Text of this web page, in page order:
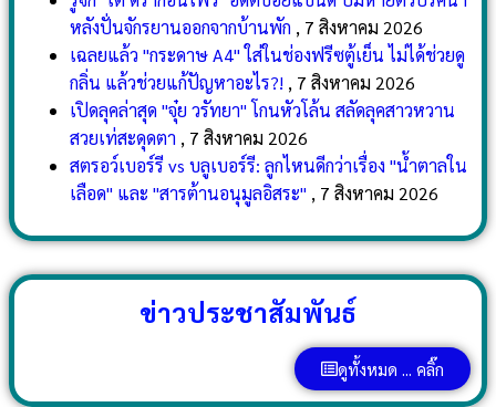
หลังปั่นจักรยานออกจากบ้านพัก , 7 สิงหาคม 2026
เฉลยแล้ว "กระดาษ A4" ใส่ในช่องฟรีซตู้เย็น ไม่ได้ช่วยดู
กลิ่น แล้วช่วยแก้ปัญหาอะไร?! , 7 สิงหาคม 2026
เปิดลุคล่าสุด "จุ๋ย วรัทยา" โกนหัวโล้น สลัดลุคสาวหวาน
สวยเท่สะดุดตา , 7 สิงหาคม 2026
สตรอว์เบอร์รี vs บลูเบอร์รี: ลูกไหนดีกว่าเรื่อง "น้ำตาลใน
เลือด" และ "สารต้านอนุมูลอิสระ" , 7 สิงหาคม 2026
ข่าวประชาสัมพันธ์
ดูทั้งหมด ... คลิ๊ก